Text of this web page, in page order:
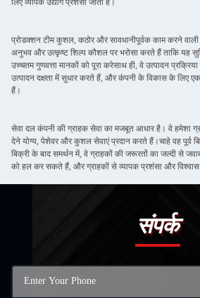
लिए व्यापक उद्योग प्रशंसा जीती है।
प्रोडक्शन टीम कुशल, कठोर और सावधानीपूर्वक काम करने
अनुभव और उत्कृष्ट शिल्प कौशल पर भरोसा करते हैं ताकि यह
उच्चतम गुणवत्ता मानकों को पूरा करेसाथ ही, वे उत्पादन
उत्पादन दक्षता में सुधार करते हैं, और कंपनी के विकास के लिए एक
हैं।
सेवा दल कंपनी की ग्राहक सेवा का मजबूत आधार है। वे हमेशा
देने योग्य, पेशेवर और कुशल सेवाएं प्रदान करते हैं।चाहे वह पूर्व
बिक्री के बाद समर्थन में, वे ग्राहकों की जरूरतों का जल्दी से
को हल कर सकते हैं, और ग्राहकों से व्यापक प्रशंसा और
संपर्क